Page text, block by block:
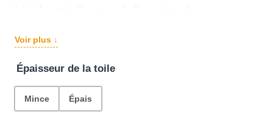
en nous amenant sur un point de vue qui fait rêver et
fera rêver vos invités si vous accrochez cette œuvre
sur votre mur.
Voir plus ↓
Épaisseur de la toile
Mince Épais